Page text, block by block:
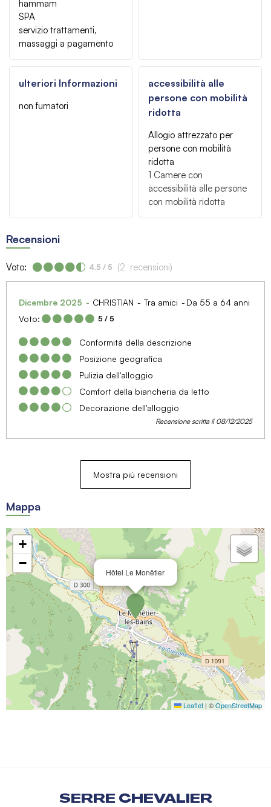
hammam
SPA
servizio trattamenti,
massaggi a pagamento
ulteriori Informazioni
non fumatori
accessibilità alle
persone con mobilità
ridotta
Allogio attrezzato per
persone con mobilità
ridotta
1 Camere con
accessibilità alle persone
con mobilità ridotta
Recensioni
Voto: 4.5 / 5 (2 recensioni)
Dicembre 2025 CHRISTIAN Tra amici
Da 55 a 64 anni
Voto:
5 / 5
Conformità della descrizione
Posizione geografica
Pulizia dell'alloggio
Comfort della biancheria da letto
Decorazione dell'alloggio
Recensione scritta il 08/12/2025
Mostra più recensioni
Mappa
Hôtel Le Monêtier
+
−
Leaflet | ©OpenStreetMap
SERRE CHEVALIER